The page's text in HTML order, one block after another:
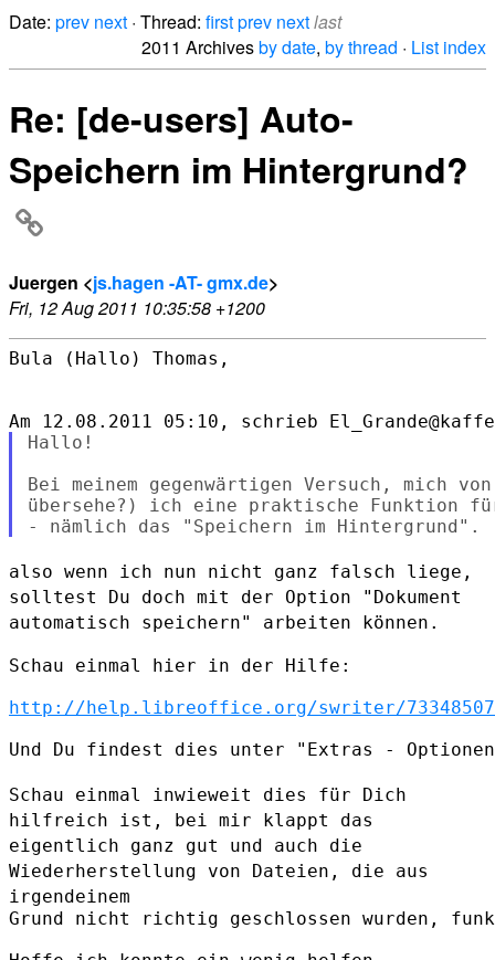
Date: prev next · Thread: firstprev nextlast
2011 Archivesby date, by thread · List index
Re: [de-users] Auto-
Speichern im Hintergrund?
Juergen <js.hagen -AT- gmx.de>
Fri, 12 Aug 2011 10:35:58 +1200
Bula (Hallo) Thomas,
Hallo!
Bei meinem gegenwärtigen Versuch, mich
übersehe?) ich eine praktische Funktion
also wenn ich nun nicht ganz falsch liege,
solltest Du doch mit der Option "Dokument
automatisch speichern" arbeiten können.
Schau einmal hier in der Hilfe:
http://help.libreoffice.org/swriter/
Und Du findest dies unter "Extras -
Schau einmal inwieweit dies für Dich
hilfreich ist, bei mir klappt das
eigentlich ganz gut und auch die
Wiederherstellung von Dateien, die aus
irgendeinem
Grund nicht richtig geschlossen wurden,